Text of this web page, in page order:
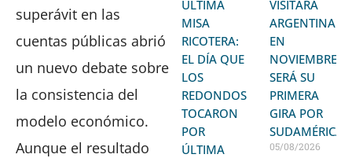
superávit en las
cuentas públicas abrió
un nuevo debate sobre
la consistencia del
modelo económico.
Aunque el resultado
ÚLTIMA
MISA
RICOTERA:
EL DÍA QUE
LOS
REDONDOS
TOCARON
POR
ÚLTIMA
VISITARÁ
ARGENTINA
EN
NOVIEMBRE:
SERÁ SU
PRIMERA
GIRA POR
SUDAMÉRICA
05/08/2026